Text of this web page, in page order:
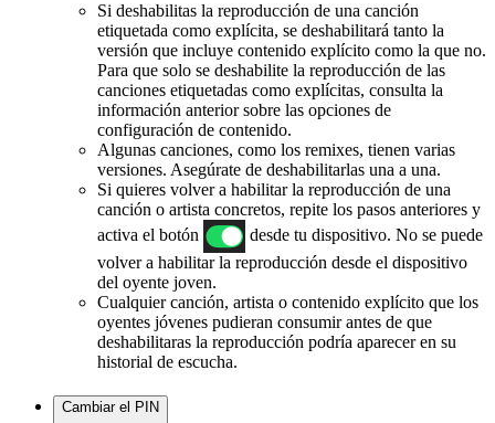
Si deshabilitas la reproducción de una canción
etiquetada como explícita, se deshabilitará tanto la
versión que incluye contenido explícito como la que no.
Para que solo se deshabilite la reproducción de las
canciones etiquetadas como explícitas, consulta la
información anterior sobre las opciones de
configuración de contenido.
Algunas canciones, como los remixes, tienen varias
versiones. Asegúrate de deshabilitarlas una a una.
Si quieres volver a habilitar la reproducción de una
canción o artista concretos, repite los pasos anteriores y
activa el botón
desde tu dispositivo. No se puede
volver a habilitar la reproducción desde el dispositivo
del oyente joven.
Cualquier canción, artista o contenido explícito que los
oyentes jóvenes pudieran consumir antes de que
deshabilitaras la reproducción podría aparecer en su
historial de escucha.
Cambiar el PIN